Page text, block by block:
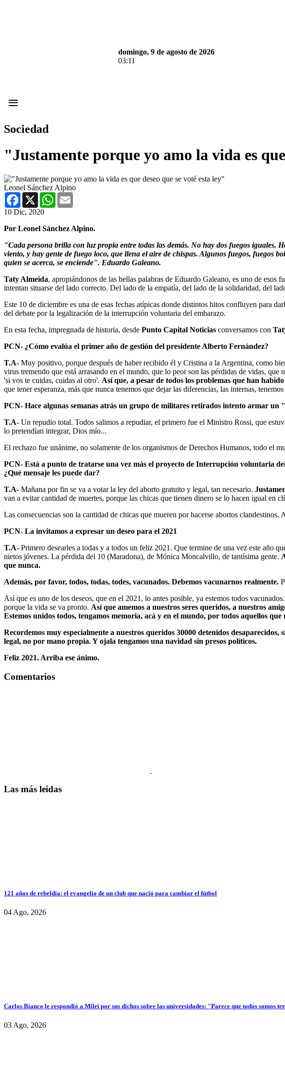
domingo, 9 de agosto de 2026
03:11
≡
Sociedad
"Justamente porque yo amo la vida es
Leonel Sánchez Alpino
Facebook
X WhatsApp
10 Dic, 2020
Por Leonel Sánchez Alpino.
"Cada persona brilla con luz propia entre todas las demás. No hay dos fuegos iguales.
viento, y hay gente de fuego loco, que llena el aire de chispas. Algunos fuegos, fuegos
quien se acerca, se enciende". Eduardo Galeano.
Taty Almeida, apropiándonos de las bellas palabras de Eduardo Galeano, es uno de
intentan situarse del lado correcto. Del lado de la empatía, del lado de la solidaridad, del
Este 10 de diciembre es una de esas fechas atípicas donde distintos hitos confluyen para
del debate por la legalización de la interrupción voluntaria del embarazo.
En esta fecha, impregnada de historia, desde Punto Capital Noticias conversamos con
PCN- ¿Cómo evalúa el primer año de gestión del presidente Alberto Fernández?
T.A- Muy positivo, porque después de haber recibido él y Cristina a la Argentina, como
virus tremendo que está arrasando en el mundo, que lo peor son las pérdidas de vidas,
'si vos te cuidas, cuidas al otro'. Así que, a pesar de todos los problemas que han
que tener esperanza, más que nunca tenemos que dejar las diferencias, las internas,
PCN- Hace algunas semanas atrás un grupo de militares retirados intento armar un
T.A- Un repudio total. Todos salimos a repudiar, el primero fue el Ministro Rossi, que
lo pretendían integrar, Dios mío...
El rechazo fue unánime, no solamente de los organismos de Derechos Humanos, todo el
PCN- Está a punto de tratarse una vez más el proyecto de Interrupción voluntaria
¿Qué mensaje les puede dar?
T.A- Mañana por fin se va a votar la ley del aborto gratuito y legal, tan necesario.
van a evitar cantidad de muertes, porque las chicas que tienen dinero se lo hacen igual en
Las consecuencias son la cantidad de chicas que mueren por hacerse abortos clandestinos.
PCN- La invitamos a expresar un deseo para el 2021
T.A- Primero desearles a todas y a todos un feliz 2021. Que termine de una vez este año
nietos jóvenes. La pérdida del 10 (Maradona), de Mónica Moncalvillo, de tantísima gente.
que nunca.
Además, por favor, todos, todas, todes, vacunados. Debemos vacunarnos realmente.
Así que es uno de los deseos, que en el 2021, lo antes posible, ya estemos todos
porque la vida se va pronto. Así que amemos a nuestros seres queridos, a nuestros
Estemos unidos todos, tengamos memoria, acá y en el mundo, por todos aquellos que
Recordemos muy especialmente a nuestros queridos 30000 detenidos
legal, no por mano propia. Y ojala tengamos una navidad sin presos políticos.
Feliz 2021. Arriba ese ánimo.
Comentarios
Las más leidas
121 años de rebeldía: el evangelio de un club que nació para cambiar el fútbol
04 Ago, 2026
Carlos Bianco le respondió a Milei por sus dichos sobre las universidades: "Parece que todos somos
03 Ago, 2026